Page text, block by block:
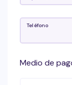
Teléfono
Medio de